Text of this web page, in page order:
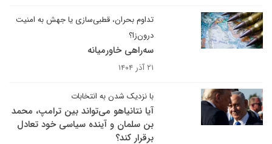
تداوم بحران، قطبی‌سازی یا جهش به امنیت
درون‌زا؟
سه‌راهی خاورمیانه
۲۱ آذر ۱۴۰۴
با نزدیک شدن به انتخابات
آیا نتانیاهو می‌تواند بین ترامپ، محمد
بن سلمان و آینده سیاسی خود تعادل
برقرار کند؟